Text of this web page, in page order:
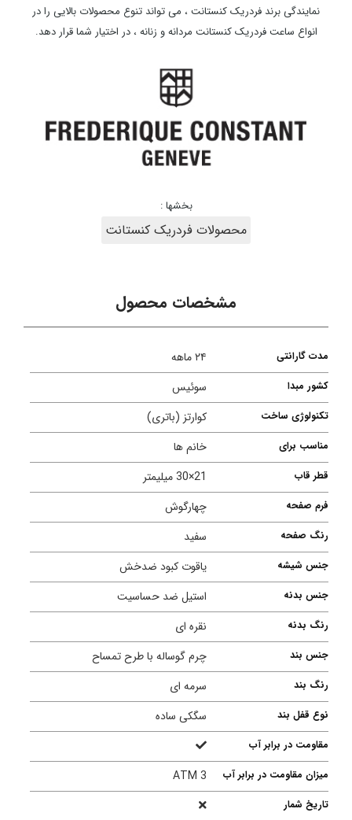
نمایندگی برند فردریک کنستانت ، می تواند تنوع محصولات بالایی را در
انواع ساعت فردریک کنستانت مردانه و زنانه ، در اختیار شما قرار دهد.
بخشها :
محصولات فردریک کنستانت
مشخصات محصول
مدت گارانتی ۲۴ ماهه
کشور مبدا سوئیس
تکنولوژی ساخت کوارتز (باتری)
مناسب برای خانم ها
قطر قاب 21×30 میلیمتر
فرم صفحه چهارگوش
رنگ صفحه سفید
جنس شیشه ياقوت کبود ضدخش
جنس بدنه استیل ضد حساسیت
رنگ بدنه نقره ای
جنس بند چرم گوساله با طرح تمساح
رنگ بند سرمه ای
نوع قفل بند سگکی ساده
مقاومت در برابر آب
میزان مقاومت در برابر آب
ATM 3
تاریخ شمار